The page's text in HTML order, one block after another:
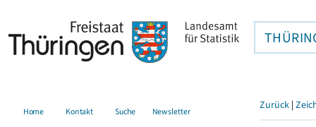
Home Kontakt Suche Newsletter Zurück |